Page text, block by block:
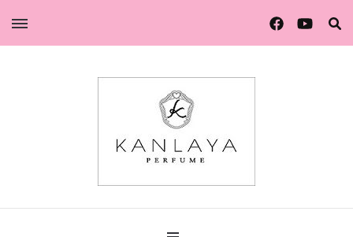
น้ำหอมกัลยา
น้ำหอมกัลยา น้ำหอมแท้แบรนด์ไทย คุณภาพยุโรป